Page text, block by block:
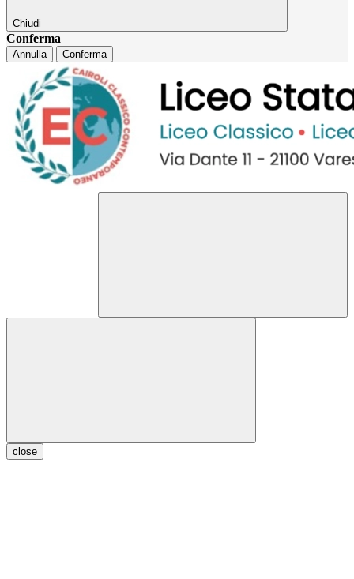
Chiudi
Conferma
Annulla Conferma
close